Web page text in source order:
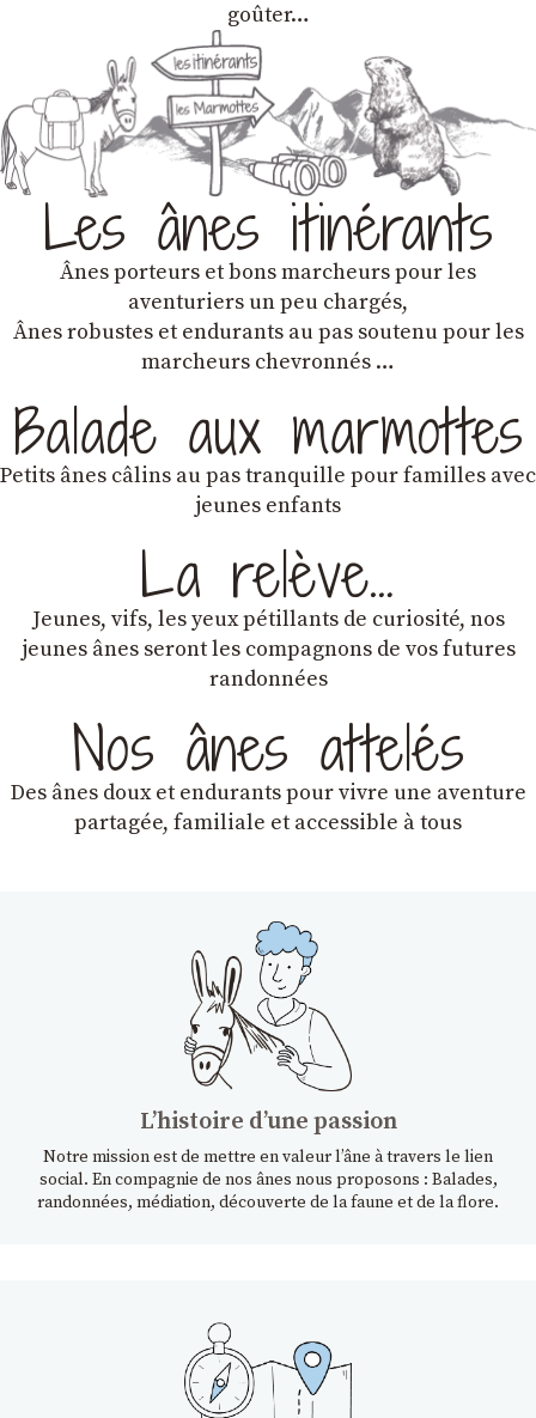
goûter…
Les ânes itinérants
Ânes porteurs et bons marcheurs pour les
aventuriers un peu chargés,
Ânes robustes et endurants au pas soutenu pour les
marcheurs chevronnés …
Balade aux marmottes
Petits ânes câlins au pas tranquille pour familles avec
jeunes enfants
La relève…
Jeunes, vifs, les yeux pétillants de curiosité, nos
jeunes ânes seront les compagnons de vos futures
randonnées
Nos ânes attelés
Des ânes doux et endurantspour vivre une aventure
partagée, familiale et accessible à tous
Lʼhistoire dʼune passion
Notre mission est de mettre en valeur l’âne à travers le lien
social. En compagnie de nos ânes nous proposons : Balades,
randonnées, médiation, découverte de la faune et de la flore.